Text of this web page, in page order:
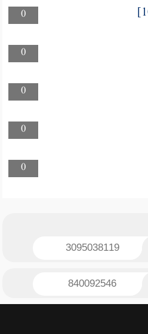
0
0
0
0
0
3095038119
840092546